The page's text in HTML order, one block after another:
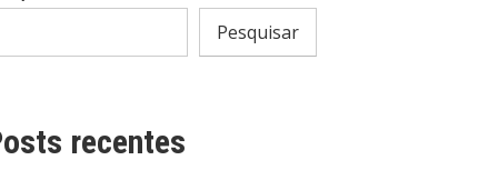
Pesquisar
recentes